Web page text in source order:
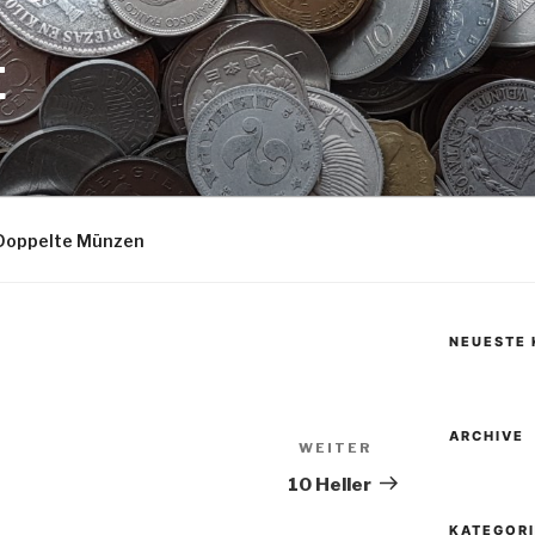
Münzen
Beitrag
WEITER
10 Heller
NEUESTE
ARCHIVE